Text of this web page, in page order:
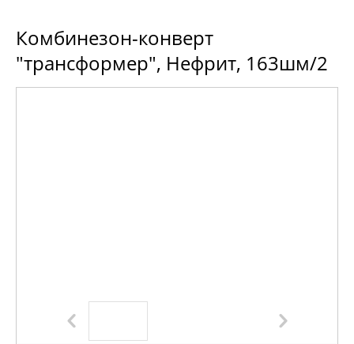
Комбинезон-конверт
"трансформер", Нефрит, 163шм/2